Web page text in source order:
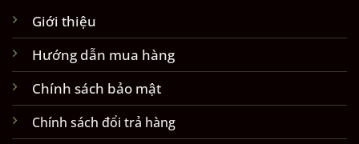
Giới thiệu
Hướng dẫn mua hàng
Chính sách bảo mật
Chính sách đổi trả hàng